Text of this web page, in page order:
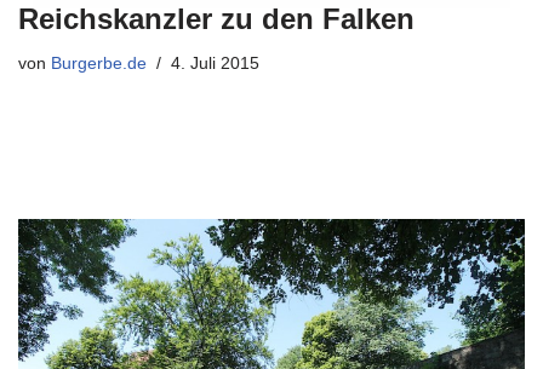
Reichskanzler zu den Falken
von Burgerbe.de 4. Juli 2015